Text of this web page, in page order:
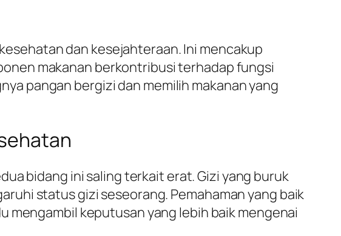
dan kesejahteraan. Ini mencakup
makanan berkontribusi terhadap fungsi
pangan bergizi dan memilih makanan yang
bidang ini saling terkait erat. Gizi yang buruk
status gizi seseorang. Pemahaman yang baik
keputusan yang lebih baik mengenai